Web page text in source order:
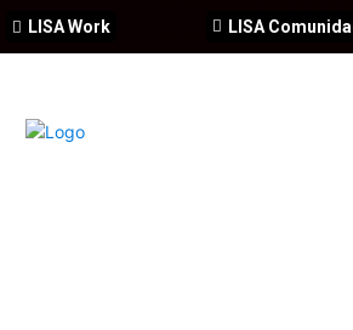
LISA
LISA Work